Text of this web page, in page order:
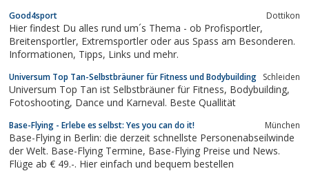
Good4sport Dottikon
Hier findest Du alles rund um´s Thema - ob Profisportler,
Breitensportler, Extremsportler oder aus Spass am Besonderen.
Informationen, Tipps, Links und mehr.
Universum Top Tan-Selbstbräuner für Fitness und Bodybuilding Schleiden
Universum Top Tan ist Selbstbräuner für Fitness, Bodybuilding,
Fotoshooting, Dance und Karneval. Beste Quallität
Base-Flying - Erlebe es selbst: Yes you can do it! München
Base-Flying in Berlin: die derzeit schnellste Personenabseilwinde
der Welt. Base-Flying Termine, Base-Flying Preise und News.
Flüge ab € 49.-. Hier einfach und bequem bestellen